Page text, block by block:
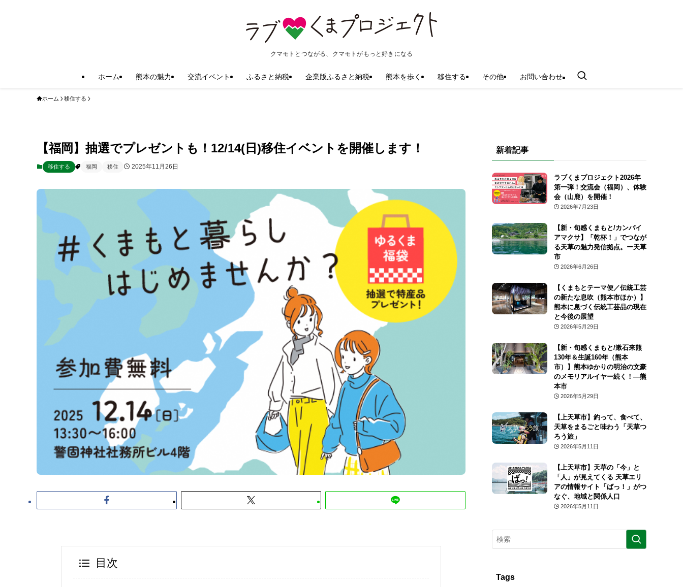
クマモトとつながる、クマモトがもっと好きになる
ホーム 熊本の魅力 交流イベント ふるさと納税 企業版ふるさと納税 熊本を歩く 移住する その他 お問い合わせ
ホーム 移住する
【福岡】抽選でプレゼントも！12/14(日)移住イベントを開催します！
移住する 福岡 移住 2025年11月26日
目次
新着記事
ラブくまプロジェクト2026年
第一弾！交流会（福岡）、体験
会（山鹿）を開催！
2026年7月23日
【新・旬感くまもと/カンパイ
アマクサ】「乾杯！」でつなが
る天草の魅力発信拠点。ー天草
市
2026年6月26日
【くまもとテーマ便／伝統工芸
の新たな息吹（熊本市ほか）】
熊本に息づく伝統工芸品の現在
と今後の展望
2026年5月29日
【新・旬感くまもと/漱石来熊
130年＆生誕160年（熊本
市）】熊本ゆかりの明治の文豪
のメモリアルイヤー続く！―熊
本市
2026年5月29日
【上天草市】釣って、食べて、
天草をまるごと味わう「天草つ
ろう旅」
2026年5月11日
【上天草市】天草の「今」と
「人」が見えてくる 天草エリ
アの情報サイト「ばっ！」がつ
なぐ、地域と関係人口
2026年5月11日
Tags